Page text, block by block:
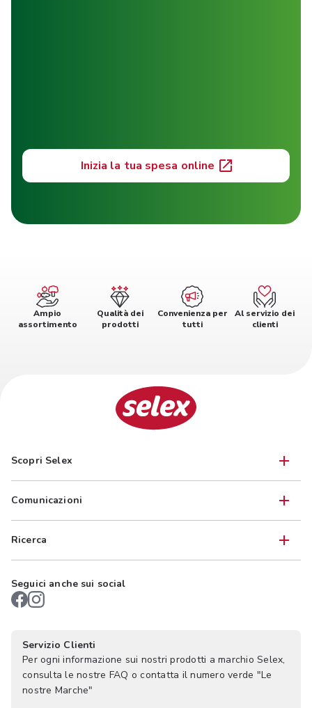
Inizia la tua spesa online
Ampio
assortimento
Qualità dei
prodotti
Convenienza per
tutti
Al servizio dei
clienti
Scopri Selex
Comunicazioni
Ricerca
Seguici anche sui social
Servizio Clienti
Per ogni informazione sui nostri prodotti a marchio Selex,
consulta le nostre FAQ o contatta il numero verde "Le
nostre Marche"